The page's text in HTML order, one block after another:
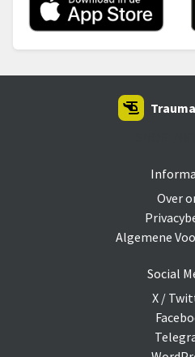
Over
Algemene
Social
X /